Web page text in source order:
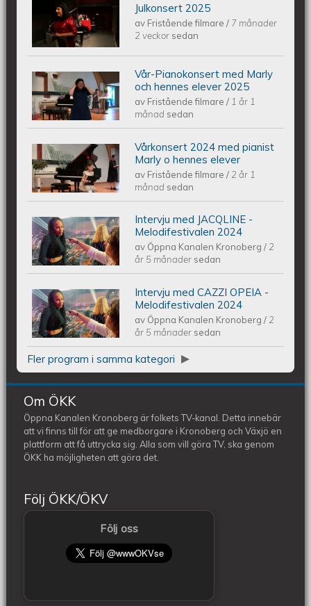
Piano Marly Azevedo Andersson
Julkonsert PALLADIUM 251206
Julkonsert 2025
av Fristående filmare/ 7 månader
2 veckor sedan
Piano Marly Azevedo Andersson
Vårkonsert EQUMkyrkan 250607
Vår-Pianokonsert med Marly
och hennes elever 2025
av Fristående filmare/ 1 år 1
månad sedan
Piano Marly Azevedo Andersson
Vårkonsert EQUMENIAkyrkan
240608
Vårkonsert 2024 med pianist
Marly o hennes elever
av Fristående filmare/ 2 år 1
månad sedan
Intervju med JACQLINE -
Melodifestivalen 2024
Intervju med JACQLINE -
Melodifestivalen 2024
av Öppna Kanalen Kronoberg/ 2
år 5 månader sedan
Intervju med CAZZI OPEIA -
Melodifestivalen 2024
Intervju med CAZZI OPEIA -
Melodifestivalen 2024
av Öppna Kanalen Kronoberg/ 2
år 5 månader sedan
Fler program i samma kategori
Om ÖKK
Öppna Kanalen Kronoberg är folkets TV-kanal. Detta innebär
att vi finns till för att ge medborgare i Kronoberg och Växjö en
plattform att få uttrycka sig. Alla som vill göra TV, ska genom
ÖKK ha möjligheten att göra det.
Följ ÖKK/ÖKV
Följ oss